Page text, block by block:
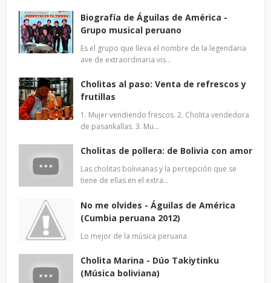
Biografía de Águilas de América -
Grupo musical peruano
Es el grupo que lleva el nombre de la legendaria
ave de extraordinaria vis…
Cholitas al paso: Venta de refrescos y
frutillas
1. Mujer vendiendo frescos. 2. Cholita vendedora
de pasankallas. 3. Mu…
Cholitas de pollera: de Bolivia con amor
Las cholitas bolivianas y la percepción que se
tiene de ellas en el extra…
No me olvides - Águilas de América
(Cumbia peruana 2012)
Lo mejor de la música peruana
Cholita Marina - Dúo Takiytinku
(Música boliviana)